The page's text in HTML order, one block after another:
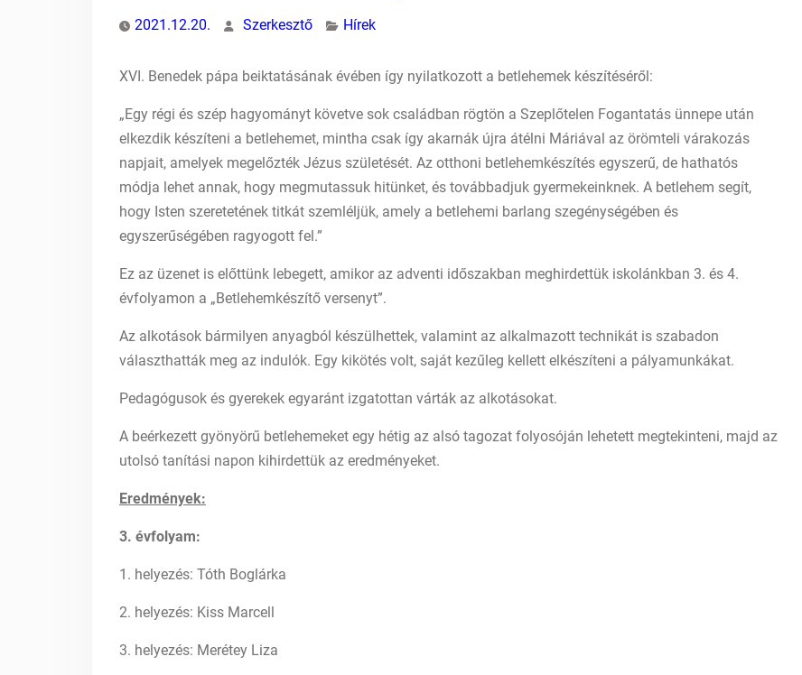
2021.12.20. Szerkesztő Hírek
XVI. Benedek pápa beiktatásának évében így nyilatkozott a betlehemek készítéséről:
„Egy régi és szép hagyományt követve sok családban rögtön a Szeplőtelen Fogantatás ünnepe után
elkezdik készíteni a betlehemet, mintha csak így akarnák újra átélni Máriával az örömteli várakozás
napjait, amelyek megelőzték Jézus születését. Az otthoni betlehemkészítés egyszerű, de hathatós
módja lehet annak, hogy megmutassuk hitünket, és továbbadjuk gyermekeinknek. A betlehem segít,
hogy Isten szeretetének titkát szemléljük, amely a betlehemi barlang szegénységében és
egyszerűségében ragyogott fel.”
Ez az üzenet is előttünk lebegett, amikor az adventi időszakban meghirdettük iskolánkban 3. és 4.
évfolyamon a „Betlehemkészítő versenyt”.
Az alkotások bármilyen anyagból készülhettek, valamint az alkalmazott technikát is szabadon
választhatták meg az indulók. Egy kikötés volt, saját kezűleg kellett elkészíteni a pályamunkákat.
Pedagógusok és gyerekek egyaránt izgatottan várták az alkotásokat.
A beérkezett gyönyörű betlehemeket egy hétig az alsó tagozat folyosóján lehetett megtekinteni, majd az
utolsó tanítási napon kihirdettük az eredményeket.
Eredmények:
3. évfolyam:
1. helyezés: Tóth Boglárka
2. helyezés: Kiss Marcell
3. helyezés: Merétey Liza